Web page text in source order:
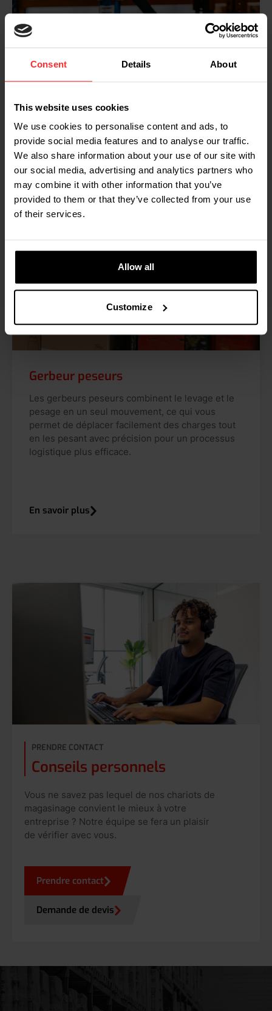
Consent Details About
This website uses cookies
We use cookies to personalise content and ads, to
provide social media features and to analyse our traffic.
We also share information about your use of our site with
our social media, advertising and analytics partners who
may combine it with other information that you’ve
provided to them or that they’ve collected from your use
of their services.
Allow all
Customize
Gerbeur peseurs
Les gerbeurs peseurs combinent le levage et le
pesage en un seul mouvement, ce qui vous
permet de déplacer facilement des charges tout
en les pesant avec précision pour un processus
logistique plus efficace.
En savoir plus
PRENDRE CONTACT
Conseils personnels
Vous ne savez pas lequel de nos chariots de
magasinage convient le mieux à votre
entreprise ? Notre équipe se fera un plaisir
de vérifier avec vous.
Prendre contact
Demande de devis